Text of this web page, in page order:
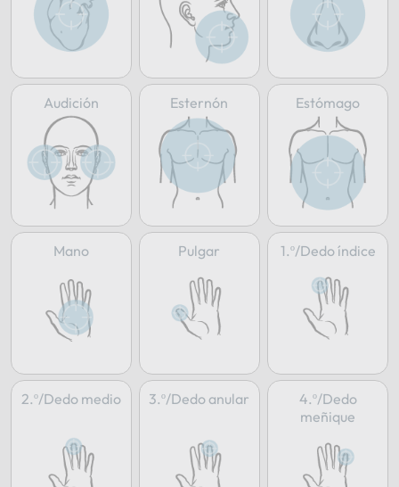
Audición Esternón Estómago
Mano Pulgar 1.º/Dedo índice
2.º/Dedo medio 3.º/Dedo anular
4.º/Dedo
meñique